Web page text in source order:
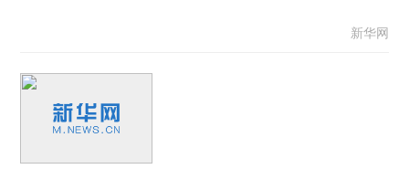
新华网